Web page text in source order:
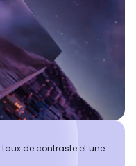
taux de contraste et une